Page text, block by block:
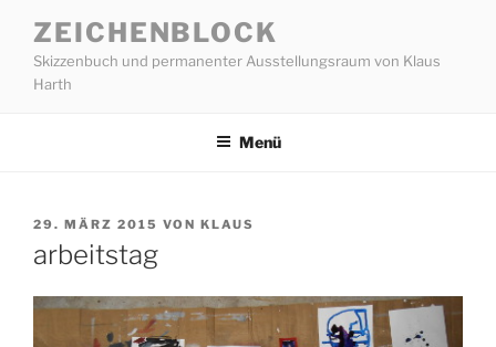
Inhalt
springen
ZEICHENBLOCK
Skizzenbuch und permanenter Ausstellungsraum von Klaus
Harth
Menü
VERÖFFENTLICHT
29. MÄRZ 2015 VON KLAUS
arbeitstag